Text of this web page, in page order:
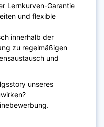
Lernkurven-Garantie
und flexible
innerhalb der
zu regelmäßigen
und
unseres